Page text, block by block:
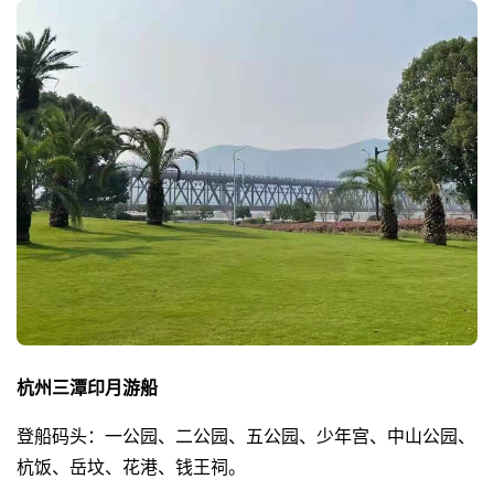
杭州三潭印月游船
登船码头：一公园、二公园、五公园、少年宫、中山公园、
杭饭、岳坟、花港、钱王祠。